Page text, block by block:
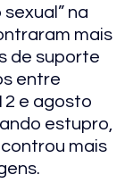
na
mais
de suporte
entre
e agosto
estupro,
mais